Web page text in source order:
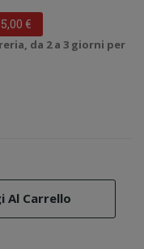
€
da 2 a 3 giorni per
Al Carrello